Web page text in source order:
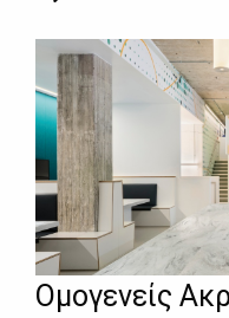
Ομογενείς